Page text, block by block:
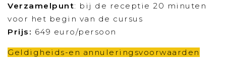
Verzamelpunt: bij de receptie 20 minuten
voor het begin van de cursus
Prijs: 649 euro/persoon
Geldigheids-en annuleringsvoorwaarden